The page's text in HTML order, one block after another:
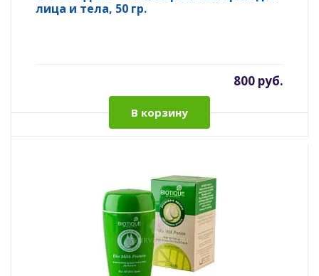
лица и тела, 50 гр.
800 руб.
В корзину